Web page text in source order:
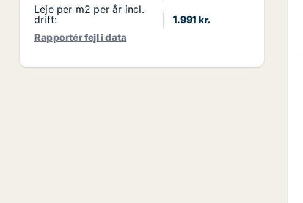
Leje per m2 per år incl.
drift:
1.991 kr.
Rapportér fejl i data